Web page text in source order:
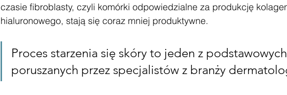
czasie fibroblasty, czyli komórki odpowiedzialne za produkcję
hialuronowego, stają się coraz mniej produktywne.
Proces starzenia się skóry to jeden z
poruszanych przez specjalistów z branży